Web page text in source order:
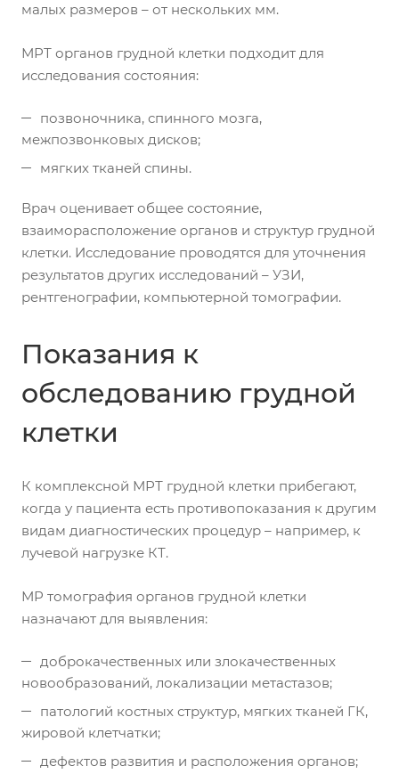
малых размеров – от нескольких мм.
МРТ органов грудной клетки подходит для
исследования состояния:
позвоночника, спинного мозга,
межпозвонковых дисков;
мягких тканей спины.
Врач оценивает общее состояние,
взаиморасположение органов и структур грудной
клетки. Исследование проводятся для уточнения
результатов других исследований – УЗИ,
рентгенографии, компьютерной томографии.
Показания к
обследованию грудной
клетки
К комплексной МРТ грудной клетки прибегают,
когда у пациента есть противопоказания к другим
видам диагностических процедур – например, к
лучевой нагрузке КТ.
МР томография органов грудной клетки
назначают для выявления:
доброкачественных или злокачественных
новообразований, локализации метастазов;
патологий костных структур, мягких тканей ГК,
жировой клетчатки;
дефектов развития и расположения органов;